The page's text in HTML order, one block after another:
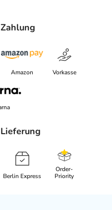
Amazon Vorkasse
Berlin Express
Order-
Priority